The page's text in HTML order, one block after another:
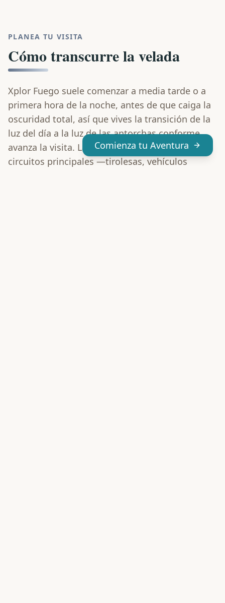
PLANEA TU VISITA
Cómo transcurre la velada
Xplor Fuego suele comenzar a media tarde o a
primera hora de la noche, antes de que caiga la
oscuridad total, así que vives la transición de la
luz del día a la luz de las antorchas conforme
avanza la visita. La velada recorre después los
circuitos principales —tirolesas, vehículos
Comienza tu Aventura